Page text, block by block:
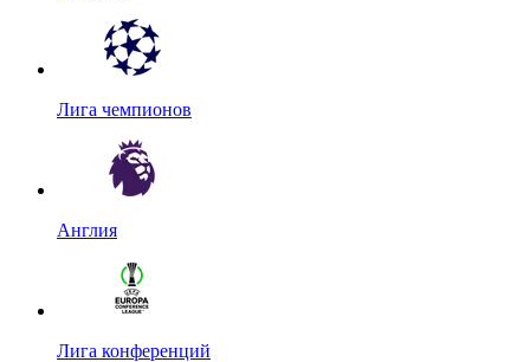
Лига чемпионов
Англия
Лига конференций